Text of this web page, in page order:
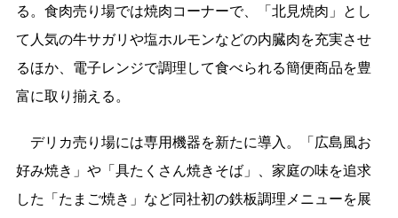
る。食肉売り場では焼肉コーナーで、「北見焼肉」とし
て人気の牛サガリや塩ホルモンなどの内臓肉を充実させ
るほか、電子レンジで調理して食べられる簡便商品を豊
富に取り揃える。
デリカ売り場には専用機器を新たに導入。「広島風お
好み焼き」や「具たくさん焼きそば」、家庭の味を追求
した「たまご焼き」など同社初の鉄板調理メニューを展